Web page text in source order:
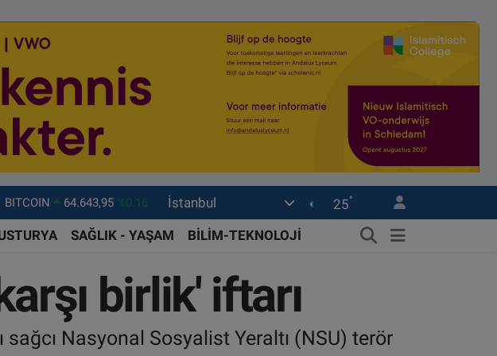
BITCOIN 64.643,95 %0.16
DOLAR
47,6006 %0.06
STERLİN
64,2398 %0.2
ALTIN
6500.87
BİST100
13.799 %70
İstanbul 25°
SAĞLIK - YAŞAM BİLİM-TEKNOLOJİ
birlik' iftarı
Nasyonal Sosyalist Yeraltı (NSU) terör